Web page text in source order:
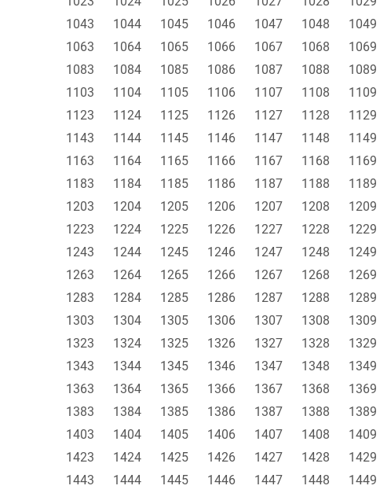
1043
1044 1045 1046 1047 1048 1049
1063
1064 1065 1066 1067 1068 1069
1083
1084 1085 1086 1087 1088 1089
1103
1104 1105 1106 1107 1108 1109
1123
1124 1125 1126 1127 1128 1129
1143
1144 1145 1146 1147 1148 1149
1163
1164 1165 1166 1167 1168 1169
1183
1184 1185 1186 1187 1188 1189
1203
1204 1205 1206 1207 1208 1209
1223
1224 1225 1226 1227 1228 1229
1243
1244 1245 1246 1247 1248 1249
1263
1264 1265 1266 1267 1268 1269
1283
1284 1285 1286 1287 1288 1289
1303
1304 1305 1306 1307 1308 1309
1323
1324 1325 1326 1327 1328 1329
1343
1344 1345 1346 1347 1348 1349
1363
1364 1365 1366 1367 1368 1369
1383
1384 1385 1386 1387 1388 1389
1403
1404 1405 1406 1407 1408 1409
1423
1424 1425 1426 1427 1428 1429
1443
1444 1445 1446 1447 1448 1449